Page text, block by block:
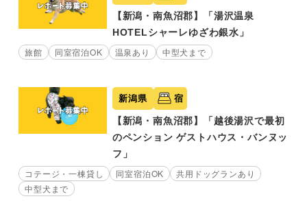
【新潟・南魚沼郡】「湯沢温泉
HOTELシャーレゆざわ銀水」
旅館 同室宿泊OK 温泉あり 中型犬まで
新潟県 宿
【新潟・南魚沼郡】「越後湯沢で最初
のペンション ゲストハウス・バンヌッ
フ」
コテージ・一棟貸し 同室宿泊OK
共用ドッグランあり
中型犬まで